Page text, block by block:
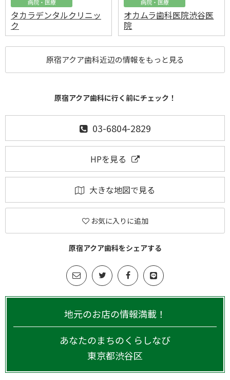
病院・医療
タカラデンタルクリニッ
ク
病院・医療
オカムラ歯科医院渋谷医
院
原宿アクア歯科近辺の情報をもっと見る
原宿アクア歯科に行く前にチェック！
03-6804-2829
HPを見る
大きな地図で見る
お気に入りに追加
原宿アクア歯科をシェアする
地元のお店の情報満載！
あなたのまちのくらしなび
東京都渋谷区